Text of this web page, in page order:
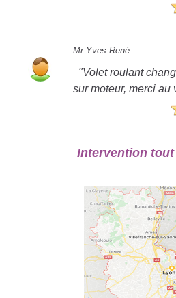
Mr Yves René
"Volet roulant
sur moteur, merci au
Intervention tout